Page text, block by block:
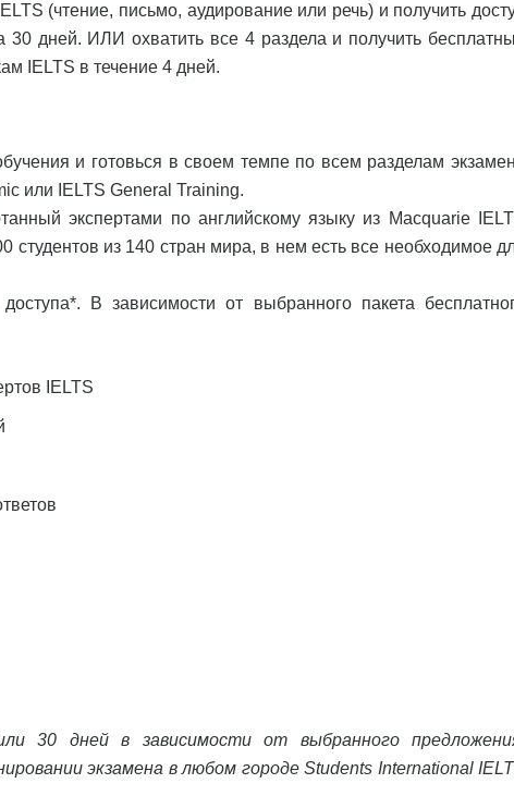
(чтение, письмо, аудирование или речь) и получить
дней. ИЛИ охватить все 4 раздела и получить
IELTS в течение 4 дней.
и готовься в своем темпе по всем разделам
или IELTS General Training.
экспертами по английскому языку из Macquarie
из 140 стран мира, в нем есть все необходимое
В зависимости от выбранного пакета
IELTS
30 дней в зависимости от выбранного
экзамена в любом городе Students International